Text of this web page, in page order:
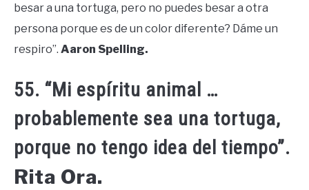
besar a una tortuga, pero no puedes besar a otra
persona porque es de un color diferente? Dáme un
respiro”. Aaron Spelling.
55. “Mi espíritu animal …
probablemente sea una tortuga,
porque no tengo idea del tiempo”.
Rita Ora.